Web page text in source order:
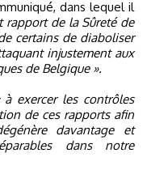
dans lequel il
rapport de la Sûreté de
certains de diaboliser
injustement aux
de Belgique ».
à exercer les contrôles
de ces rapports afin
davantage et
dans notre